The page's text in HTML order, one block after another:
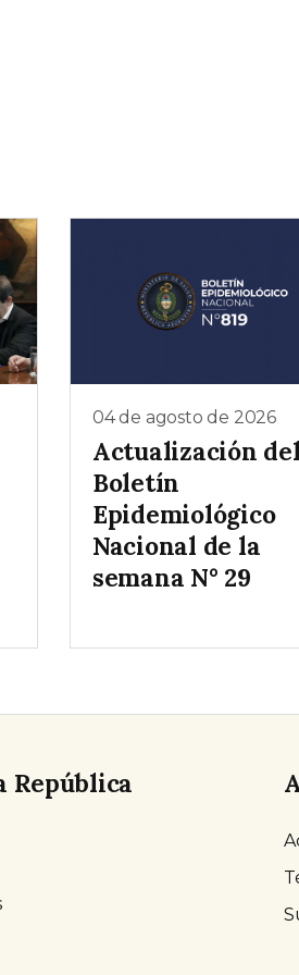
04 de agosto de 2026
Actualización
Boletín
Epidemiológico
Nacional de la
semana N° 29
República